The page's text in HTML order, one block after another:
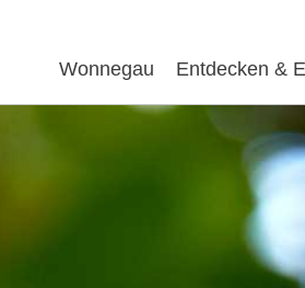
Wonnegau Entdecken &